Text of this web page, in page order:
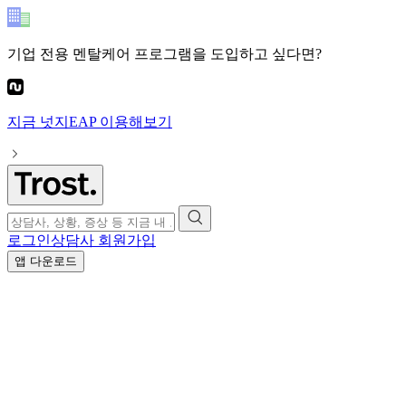
기업 전용 멘탈케어 프로그램을 도입하고 싶다면?
지금 넛지EAP이용해보기
로그인상담사 회원가입
앱 다운로드